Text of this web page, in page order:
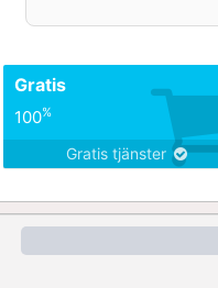
Gratis
100%
Gratis tjänster